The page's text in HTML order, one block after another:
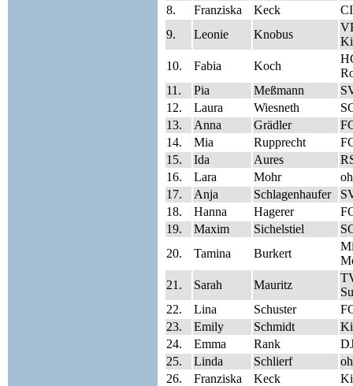
8.
Franziska Keck
9.
Leonie Knobus
10.
Fabia Koch
11.
Pia Meßmann
12.
Laura Wiesneth
13.
Anna Grädler
14.
Mia Rupprecht
15.
Ida Aures
16.
Lara Mohr
17.
Anja Schlagenhaufer
18.
Hanna Hagerer
19.
Maxim Sichelstiel
20.
Tamina Burkert
21.
Sarah Mauritz
22.
Lina Schuster
23.
Emily Schmidt
24.
Emma Rank
25.
Linda Schlierf
26.
Franziska Keck